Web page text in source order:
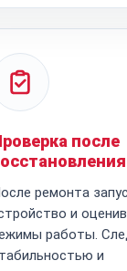
после
ремонта
и
работы.
и